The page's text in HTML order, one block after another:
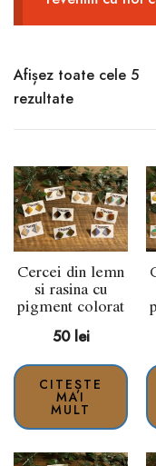
Afișez toate cele 5
rezultate
Cercei din lemn
si rasina cu
pigment colorat
50 lei
CITEȘTE
MAI
MULT